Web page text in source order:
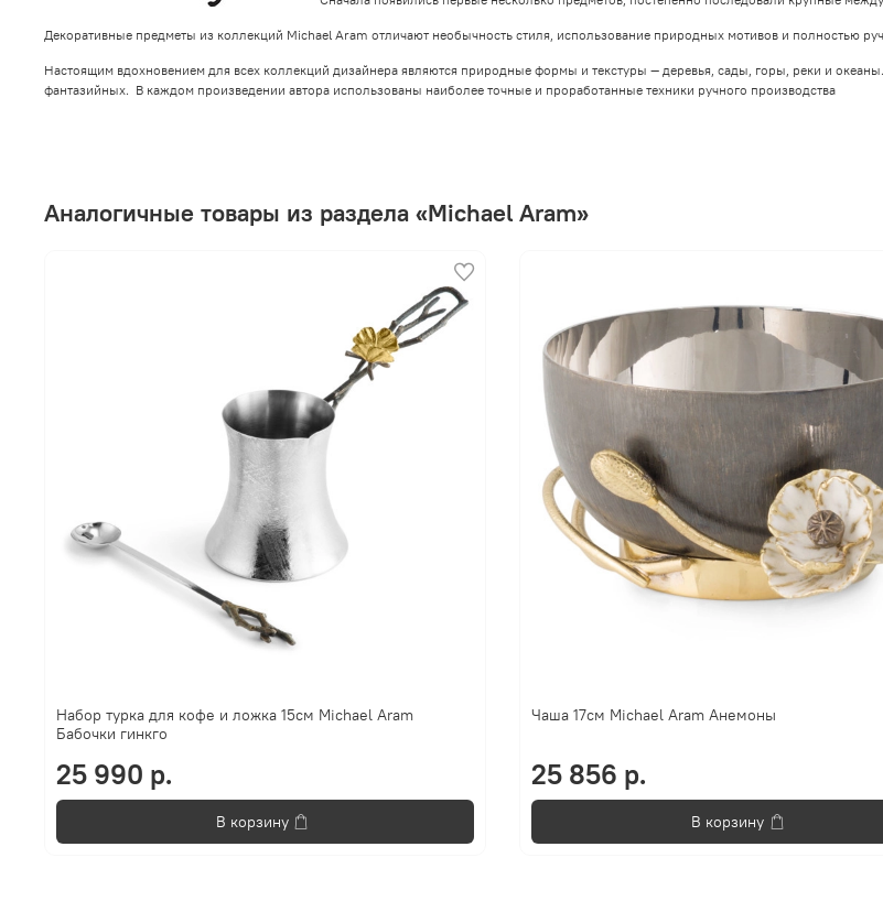
Декоративные предметы из коллекций Michael Aram отличают необычность стиля, использование природных мотивов и полностью
Настоящим вдохновением для всех коллекций дизайнера являются природные формы и текстуры — деревья, сады, горы, реки и
фантазийных. В каждом произведении автора использованы наиболее точные и проработанные техники ручного производства
Аналогичные товары из раздела «Michael Aram»
Набор турка для кофе и ложка 15см Michael Aram
Бабочки гинкго
25 990 р.
В корзину
Чаша 17см Michael Aram Анемоны
25 856 р.
В корзину